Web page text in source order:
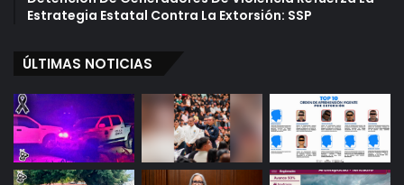
Estrategia Estatal Contra La Extorsión: SSP
ÚLTIMAS NOTICIAS